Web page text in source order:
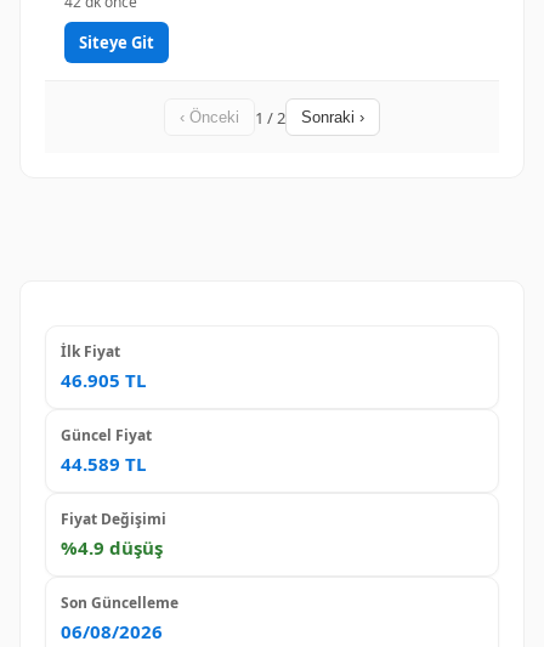
Siteye Git
‹ Önceki 1 / 2 Sonraki ›
İlk Fiyat
46.905 TL
Güncel Fiyat
44.589 TL
Fiyat Değişimi
%4.9 düşüş
Son Güncelleme
06/08/2026